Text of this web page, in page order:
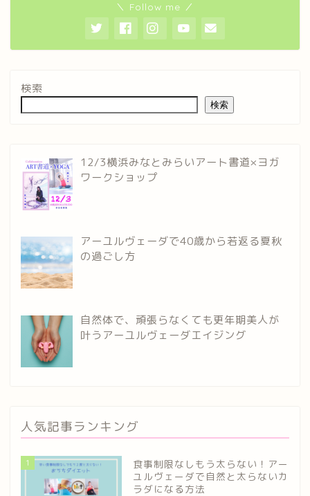
＼ Follow me ／
検索
検索
12/3横浜みなとみらいアート書道×ヨガ
ワークショップ
アーユルヴェーダで40歳から若返る夏秋
の過ごし方
自然体で、頑張らなくても更年期美人が
叶うアーユルヴェーダエイジング
人気記事ランキング
1
食事制限なしもう太らない！アー
ユルヴェーダで自然と太らないカ
ラダになる方法